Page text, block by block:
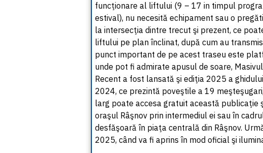
funcţionare al liftului (9 – 17 in timpul
estival), nu necesită echipament sau o
la intersecţia dintre trecut şi prezent, ce
liftului pe plan înclinat, după cum au
punct important de pe acest traseu este
unde pot fi admirate apusul de soare,
Recent a fost lansată şi ediţia 2025 a
2024, ce prezintă poveştile a 19
larg poate accesa gratuit această publicaţie
oraşul Râşnov prin intermediul ei sau în
desfăşoară în piaţa centrală din Râşnov.
2025, când va fi aprins în mod oficial şi